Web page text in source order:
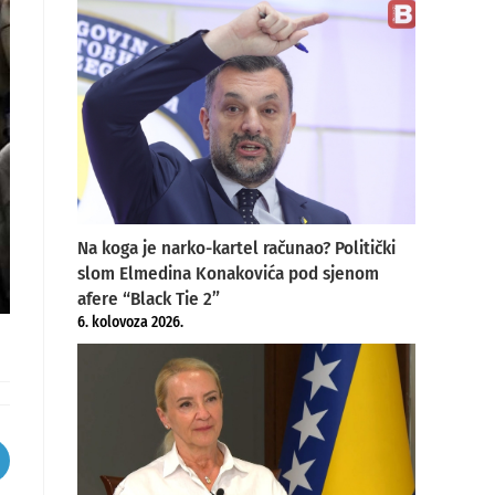
Na koga je narko-kartel računao? Politički
slom Elmedina Konakovića pod sjenom
afere “Black Tie 2”
6. kolovoza 2026.